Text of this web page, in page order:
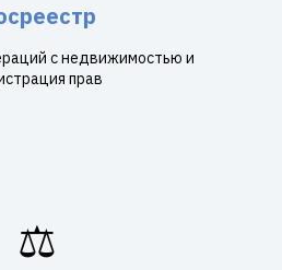
с недвижимостью и
прав
⚖️